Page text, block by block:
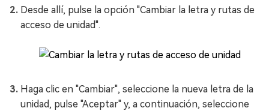
Desde allí, pulse la opción "Cambiar la letra y rutas de
acceso de unidad".
Haga clic en "Cambiar", seleccione la nueva letra de la
unidad, pulse "Aceptar" y, a continuación, seleccione